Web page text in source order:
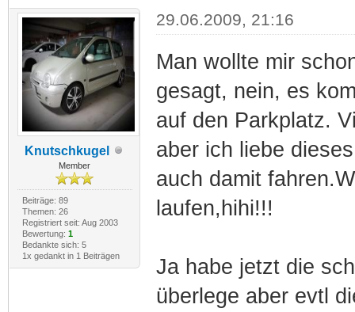
Knutschkugel
Member
Beiträge: 89
Themen: 26
Registriert seit: Aug 2003
Bewertung: 1
Bedankte sich: 5
1x gedankt in 1 Beiträgen
29.06.2009, 21:16
Man wollte mir
gesagt, nein, es
auf den Parkplatz.
aber ich liebe
auch damit
laufen,hihi!!!
Ja habe jetzt die
überlege aber evtl